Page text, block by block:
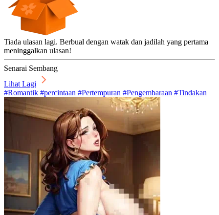
Tiada ulasan lagi. Berbual dengan watak dan jadilah yang pertama
meninggalkan ulasan!
Senarai Sembang
Lihat Lagi
#Romantik #percintaan #Pertempuran #Pengembaraan #Tindakan